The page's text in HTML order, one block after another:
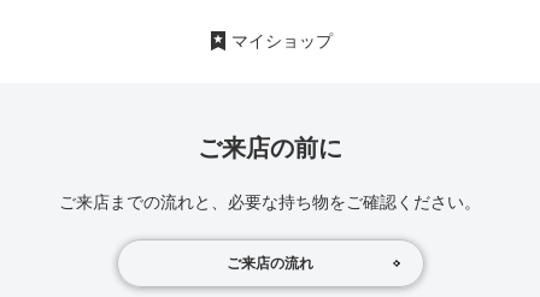
マイショップ
ご来店の前に
ご来店までの流れと、必要な持ち物をご確認ください。
ご来店の流れ